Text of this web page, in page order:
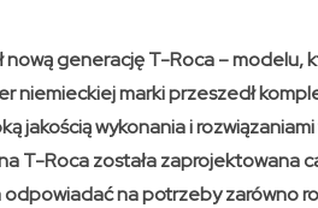
generację T-Roca – modelu,
niemieckiej marki przeszedł
jakością wykonania i
T-Roca została zaprojektowana
na potrzeby zarówno